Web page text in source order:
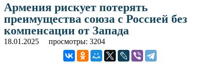
Армения рискует потерять
преимущества союза с Россией без
компенсации от Запада
18.01.2025 просмотры: 3204